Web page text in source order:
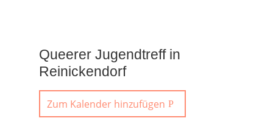
Queerer Jugendtreff in
Reinickendorf
Zum Kalender hinzufügen